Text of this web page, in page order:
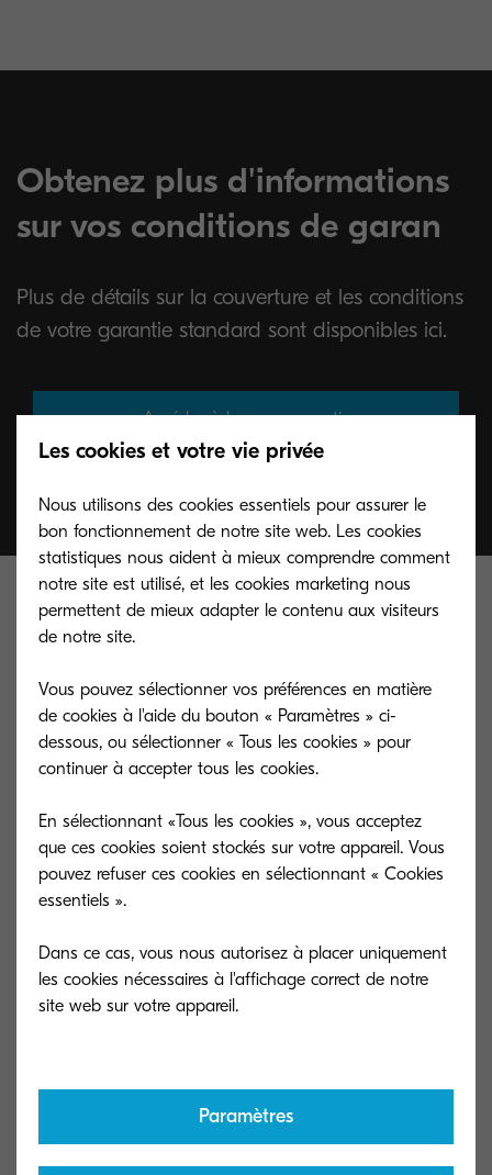
Obtenez plus d'informations
sur vos conditions de garan
Plus de détails sur la couverture et les conditions
de votre garantie standard sont disponibles ici.
Accédez à la page garantie
Options et consommables
Options de gestion du papier
Banner Guide 12
Type général
Guide d'alimentation papier
bannière
Capacité (feuilles)
10 feuilles
x H)
1 220 mm)
Format de papier
Unité de finition de création
trois volets pour DF-7200 /
Les cookies et votre vie privée
Nous utilisons des cookies essentiels pour assurer le
bon fonctionnement de notre site web. Les cookies
statistiques nous aident à mieux comprendre comment
notre site est utilisé, et les cookies marketing nous
permettent de mieux adapter le contenu aux visiteurs
de notre site.
Vous pouvez sélectionner vos préférences en matière
de cookies à l'aide du bouton « Paramètres » ci-
dessous, ou sélectionner « Tous les cookies » pour
continuer à accepter tous les cookies.
En sélectionnant «Tous les cookies », vous acceptez
que ces cookies soient stockés sur votre appareil. Vous
pouvez refuser ces cookies en sélectionnant « Cookies
essentiels ».
Dans ce cas, vous nous autorisez à placer uniquement
les cookies nécessaires à l'affichage correct de notre
Paramètres